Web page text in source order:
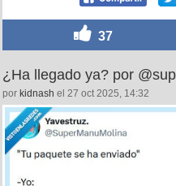
37
¿Ha llegado ya? por
por kidnash el 27 oct 2025, 14:32